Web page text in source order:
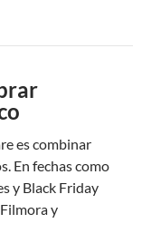
es combinar
En fechas como
y Black Friday
y